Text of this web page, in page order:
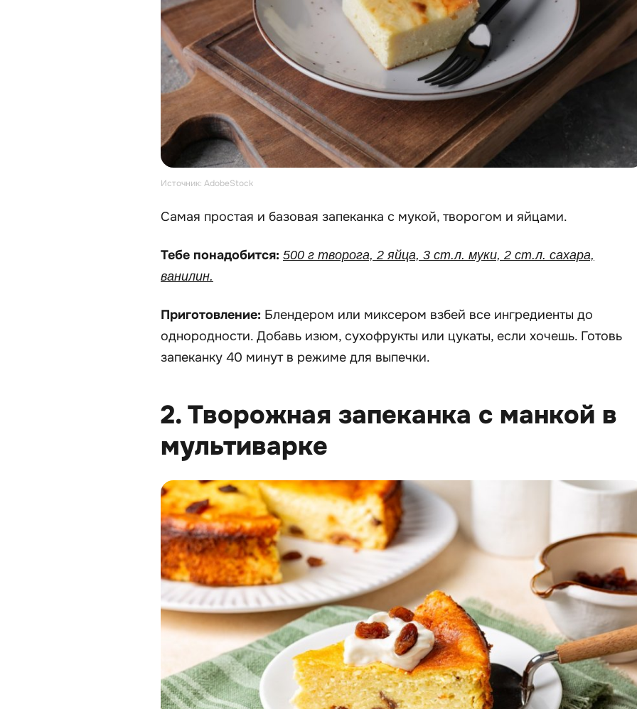
Источник: AdobeStock
Самая простая и базовая запеканка с мукой, творогом и яйцами.
Тебе понадобится: 500 г творога, 2 яйца, 3 ст.л. муки, 2 ст.л. сахара,
ванилин.
Приготовление: Блендером или миксером взбей все ингредиенты до
однородности. Добавь изюм, сухофрукты или цукаты, если хочешь. Готовь
запеканку 40 минут в режиме для выпечки.
2. Творожная запеканка с манкой в
мультиварке